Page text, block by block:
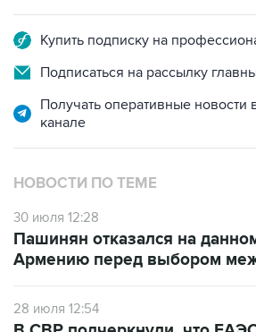
Купить подписку на
Подписаться на рассылку
Получать оперативные
канале
НОВОСТИ ПО ТЕМЕ
30 июля 12:28
Пашинян отказался на
Армению перед выбором
28 июля 12:54